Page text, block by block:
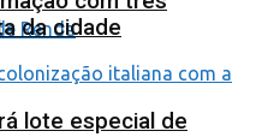
lote especial de
da cidade